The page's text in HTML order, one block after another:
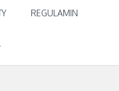
REGULAMIN